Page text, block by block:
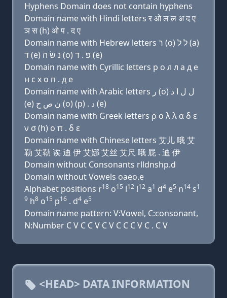
Hyphens Domain does not contain hyphens
Domain name with Hindi letters र ओ ल ल अ द ए
ञ स (h) ओ प . द ए
Domain name with Hebrew letters ר (ο) ל ל (a)
ד (e) נ שׂ ה (ο) פּ . ד (e)
Domain name with Cyrillic letters р о л л a д e
н с х о п . д e
Domain name with Arabic letters ﺭ (o) ﻝ ﻝ ﺍ ﺩ
(e) ﻥ ﺹ ﺡ (o) (p) . ﺩ (e)
Domain name with Greek letters ρ ο λ λ α δ ε
ν σ (h) ο π . δ ε
Domain name with Chinese letters 艾儿 哦 艾
勒 艾勒 诶 迪 伊 艾娜 艾丝 艾尺 哦 屁 . 迪 伊
Domain without Consonants rlldnshp.d
Domain without Vowels oaeo.e
Alphabet positions r18 o15 l12 l12 a1 d4 e5 n14 s1
9 h8 o15 p16 . d4 e5
Domain name pattern: V:Vowel, C:consonant,
N:Number C V C C V C V C C C V C . C V
<HEAD> DATA INFORMATION